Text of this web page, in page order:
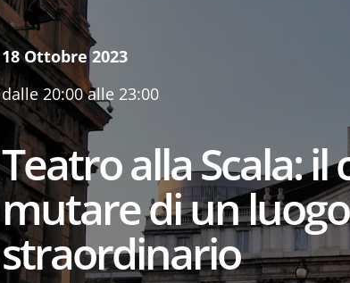
18 Ottobre 2023
dalle 20:00 alle 23:00
Teatro alla Scala:
mutare di un luogo
straordinario